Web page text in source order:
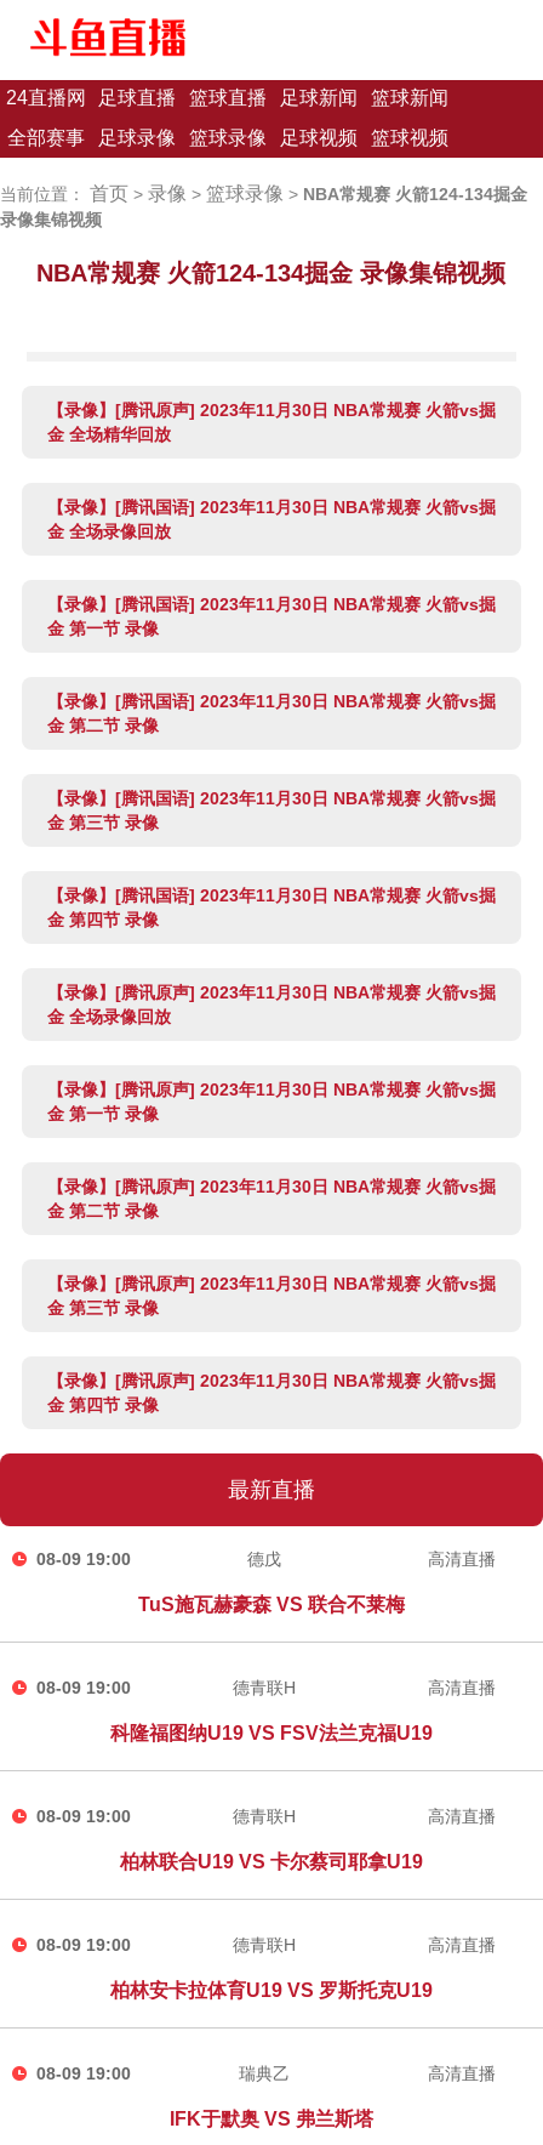
24直播网 足球直播 篮球直播 足球新闻
篮球新闻
全部赛事
足球录像 篮球录像 足球视频 篮球视频
当前位置： 首页 > 录像 > 篮球录像 > NBA常规赛 火箭124-134掘金
录像集锦视频
NBA常规赛 火箭124-134掘金 录像集锦视频
【录像】[腾讯原声] 2023年11月30日 NBA常规赛 火箭vs掘
金 全场精华回放
【录像】[腾讯国语] 2023年11月30日 NBA常规赛 火箭vs掘
金 全场录像回放
【录像】[腾讯国语] 2023年11月30日 NBA常规赛 火箭vs掘
金 第一节 录像
【录像】[腾讯国语] 2023年11月30日 NBA常规赛 火箭vs掘
金 第二节 录像
【录像】[腾讯国语] 2023年11月30日 NBA常规赛 火箭vs掘
金 第三节 录像
【录像】[腾讯国语] 2023年11月30日 NBA常规赛 火箭vs掘
金 第四节 录像
【录像】[腾讯原声] 2023年11月30日 NBA常规赛 火箭vs掘
金 全场录像回放
【录像】[腾讯原声] 2023年11月30日 NBA常规赛 火箭vs掘
金 第一节 录像
【录像】[腾讯原声] 2023年11月30日 NBA常规赛 火箭vs掘
金 第二节 录像
【录像】[腾讯原声] 2023年11月30日 NBA常规赛 火箭vs掘
金 第三节 录像
【录像】[腾讯原声] 2023年11月30日 NBA常规赛 火箭vs掘
金 第四节 录像
最新直播
08-09 19:00 德戊
TuS施瓦赫豪森 VS 联合不莱梅
高清直播
08-09 19:00 德青联H
科隆福图纳U19 VS FSV法兰克福U19
高清直播
08-09 19:00 德青联H
柏林联合U19 VS 卡尔蔡司耶拿U19
高清直播
08-09 19:00 德青联H
柏林安卡拉体育U19 VS 罗斯托克U19
高清直播
08-09 19:00 瑞典乙
IFK于默奥 VS 弗兰斯塔
高清直播